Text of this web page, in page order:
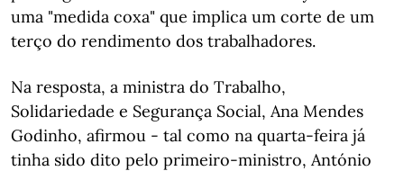
uma "medida coxa" que implica um corte de um
terço do rendimento dos trabalhadores.
Na resposta, a ministra do Trabalho,
Solidariedade e Segurança Social, Ana Mendes
Godinho, afirmou - tal como na quarta-feira já
tinha sido dito pelo primeiro-ministro, António